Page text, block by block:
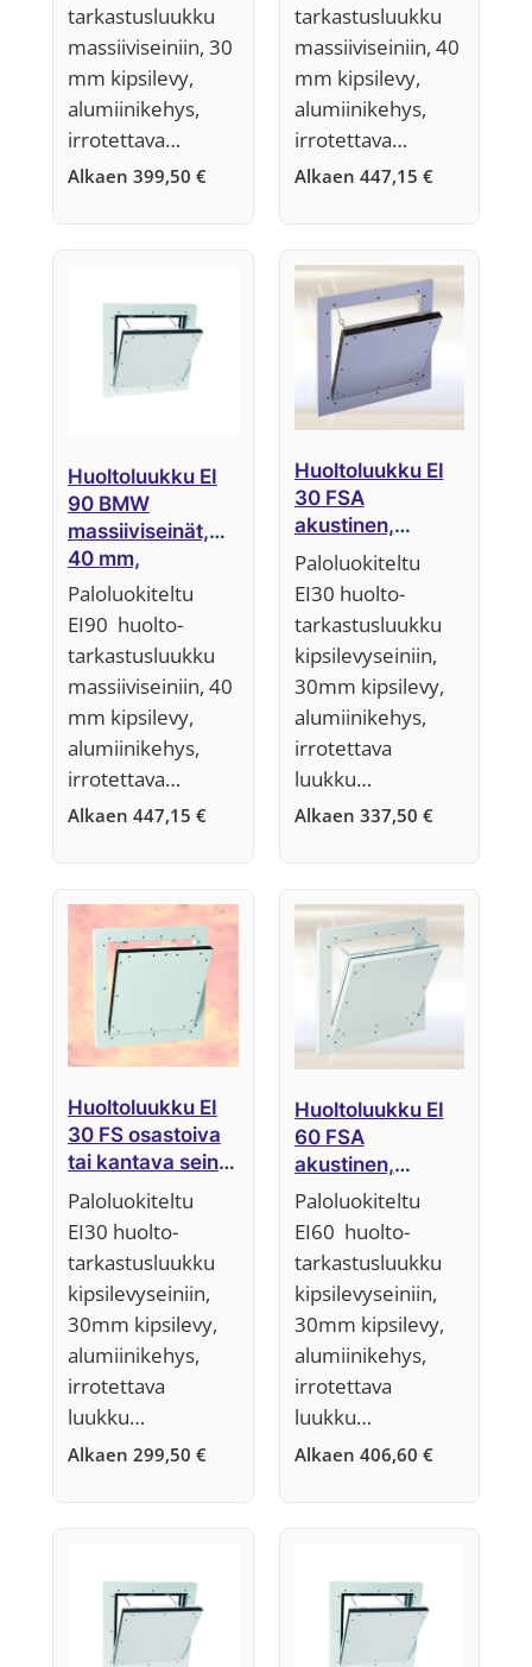
tarkastusluukku
massiiviseiniin, 30
mm kipsilevy,
alumiinikehys,
irrotettava…
Alkaen 399,50 €
tarkastusluukku
massiiviseiniin, 40
mm kipsilevy,
alumiinikehys,
irrotettava…
Alkaen 447,15 €
Huoltoluukku EI
90 BMW
massiiviseinät,
40 mm,
Järjestelmä F5
Paloluokiteltu
EI90 huolto-
tarkastusluukku
massiiviseiniin, 40
mm kipsilevy,
alumiinikehys,
irrotettava…
Alkaen 447,15 €
Huoltoluukku EI
30 FSA
akustinen,
osastoiva tai
kantava seinä,
25 mm,
Järjestelmä F5
Paloluokiteltu
EI30 huolto-
tarkastusluukku
kipsilevyseiniin,
30mm kipsilevy,
alumiinikehys,
irrotettava
luukku…
Alkaen 337,50 €
Huoltoluukku EI
30 FS osastoiva
tai kantava seinä,
25 mm,
Paloluokiteltu
EI30 huolto-
tarkastusluukku
kipsilevyseiniin,
30mm kipsilevy,
alumiinikehys,
irrotettava
luukku…
Alkaen 299,50 €
Huoltoluukku EI
60 FSA
akustinen,
osastoiva tai
kantava seinä,
30 mm,
Järjestelmä F5
Paloluokiteltu
EI60 huolto-
tarkastusluukku
kipsilevyseiniin,
30mm kipsilevy,
alumiinikehys,
irrotettava
luukku…
Alkaen 406,60 €